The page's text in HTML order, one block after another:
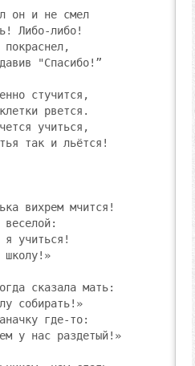
он и не смел
Либо-либо!
"Спасибо!”
стучится,
рвется.
учиться,
так и льётся!
вихрем мчится!
веселой:
я учиться!
школу!»
сказала мать:
собирать!»
где-то:
у нас раздетый!»